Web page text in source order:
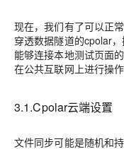
现在，我们有了可以正
穿透数据隧道的cpolar
能够连接本地测试页面
在公共互联网上进行操作
3.1.Cpolar云端设置
文件同步可能是随机和